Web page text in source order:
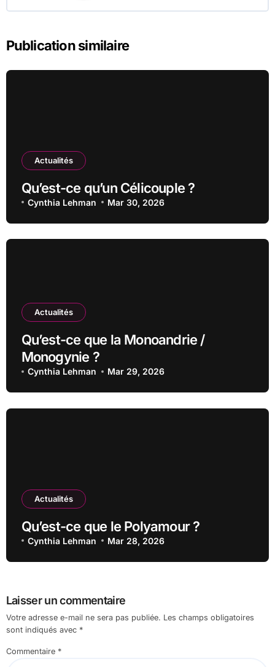
Publication similaire
Actualités
Qu’est-ce qu’un Célicouple ?
Cynthia Lehman Mar 30, 2026
Actualités
Qu’est-ce que la Monoandrie /
Monogynie ?
Cynthia Lehman Mar 29, 2026
Actualités
Qu’est-ce que le Polyamour ?
Cynthia Lehman Mar 28, 2026
Laisser un commentaire
Votre adresse e-mail ne sera pas publiée. Les champs obligatoires
sont indiqués avec *
Commentaire *